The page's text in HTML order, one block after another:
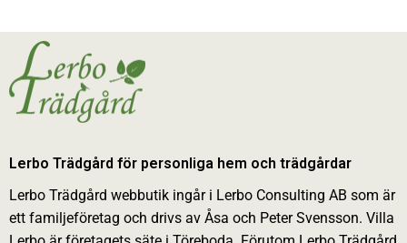
Lerbo Trädgård för personliga hem och trädgårdar
Lerbo Trädgård webbutik ingår i Lerbo Consulting AB som är
ett familjeföretag och drivs av Åsa och Peter Svensson. Villa